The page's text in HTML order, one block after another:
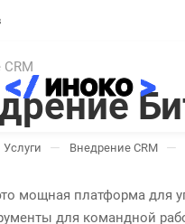
Услуги — Внедрение CRM —
мощная платформа для
для командной